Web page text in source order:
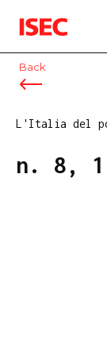
ISEC
Back
L'Italia del
n. 8, 1